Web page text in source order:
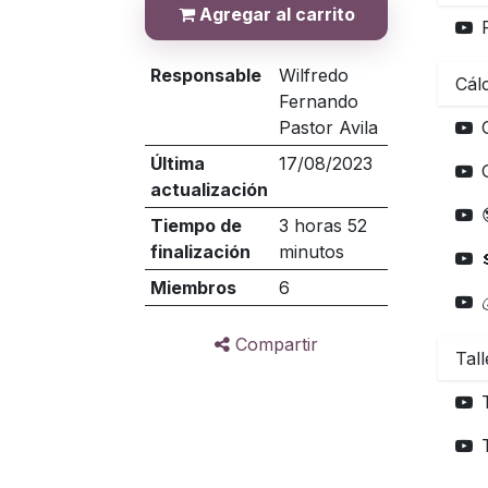
Agregar al carrito
Responsable
Wilfredo
Fernando
Pastor Avila
Última
actualización
17/08/2023
Tiempo de
finalización
3 horas 52
minutos
Miembros
6
Compartir